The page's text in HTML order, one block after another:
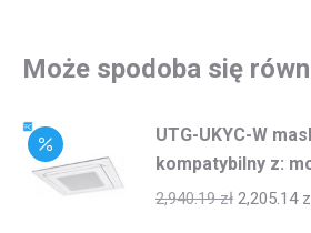
Może spodoba się
UTG-UKYC-W
kompatybilny z:
2,940.19zł 2,205.14